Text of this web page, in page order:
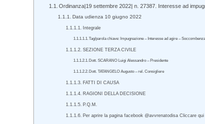
Ordinanza|19 settembre 2022| n. 27387. Interesse ad
Data udienza 10 giugno 2022
Integrale
Tag/parola chiave: Impugnazione – Interesse ad agire –
SEZIONE TERZA CIVILE
Dott. SCARANO Luigi Alessandro – Presidente
Dott. TATANGELO Augusto – rel. Consigliere
FATTI DI CAUSA
RAGIONI DELLA DECISIONE
P.Q.M.
Per aprire la pagina facebook @avvrenatodisa Cliccare qui